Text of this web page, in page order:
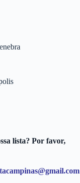
lista? Por favor,